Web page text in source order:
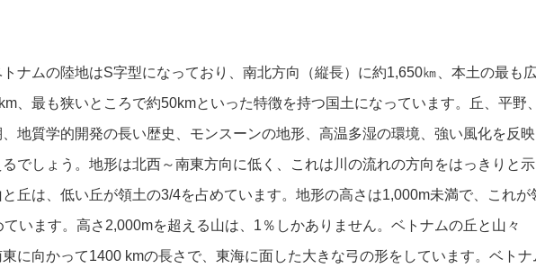
ナムの陸地はS字型になっており、南北方向（縦長）に約1,650㎞、本土の最も
、最も狭いところで約50kmといった特徴を持つ国土になっています。丘、平野
地質学的開発の長い歴史、モンスーンの地形、高温多湿の環境、強い風化を反映
るでしょう。地形は北西～南東方向に低く、これは川の流れの方向をはっきりと示
と丘は、低い丘が領土の3/4を占めています。地形の高さは1,000m未満で、これが
います。高さ2,000mを超える山は、1％しかありません。ベトナムの丘と山々
に向かって1400 kmの長さで、東海に面した大きな弓の形をしています。ベトナ